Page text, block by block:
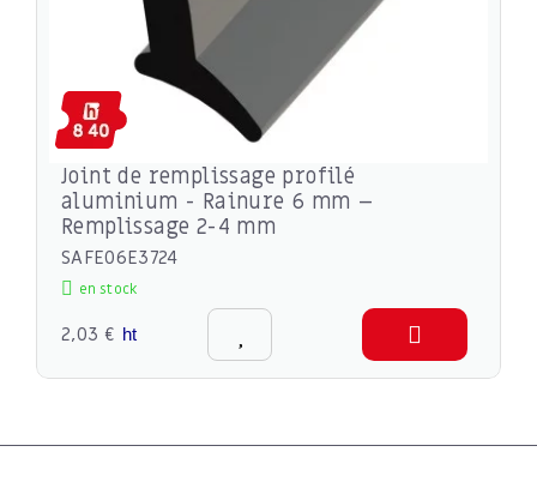
Joint de remplissage profilé
aluminium - Rainure 6 mm –
Remplissage 2-4 mm
SAFE06E3724
en stock
2,03 € ht